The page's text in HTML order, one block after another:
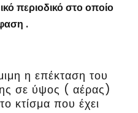
περιοδικό στο οποίο
.
η επέκταση του
σε ύψος ( αέρας)
κτίσμα που έχει